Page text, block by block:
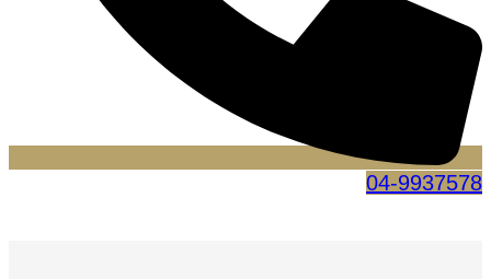
04-9937578